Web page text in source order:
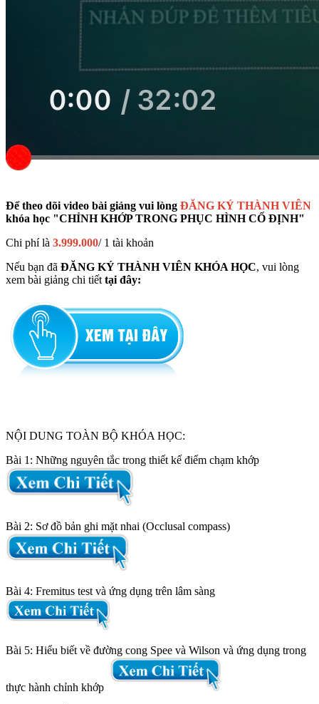
Để theo dõi video bài giảng vui lòng ĐĂNG KÝ THÀNH VIÊN
khóa học "CHỈNH KHỚP TRONG PHỤC HÌNH CỐ ĐỊNH"
Chi phí là 3.999.000/ 1 tài khoản
Nếu bạn đã ĐĂNG KÝ THÀNH VIÊN KHÓA HỌC, vui lòng
xem bài giảng chi tiết tại đây:
NỘI DUNG TOÀN BỘ KHÓA HỌC:
Bài 1: Những nguyên tắc trong thiết kế điểm chạm khớp
Bài 2: Sơ đồ bản ghi mặt nhai (Occlusal compass)
Bài 4: Fremitus test và ứng dụng trên lâm sàng
Bài 5: Hiểu biết về đường cong Spee và Wilson và ứng dụng trong
thực hành chỉnh khớp